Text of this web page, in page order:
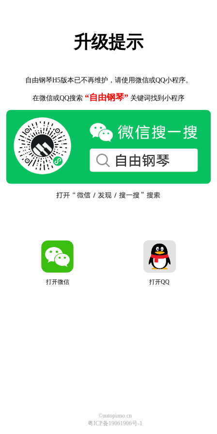
升级提示
自由钢琴H5版本已不再维护，请使用微信或QQ小程序。
在微信或QQ搜索 “自由钢琴” 关键词找到小程序
打开微信 打开QQ
©autopiano.cn
粤ICP备19061906号-1